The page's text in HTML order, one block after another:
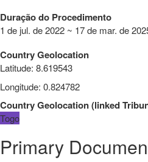
Duração do Procedimento
1 de jul. de 2022 ~ 17 de mar. de
Country Geolocation
Latitude: 8.619543
Longitude: 0.824782
Country Geolocation(linked
Togo
Primary